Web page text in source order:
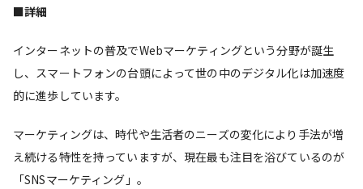
■詳細
インターネットの普及でWebマーケティングという分野が誕生
し、スマートフォンの台頭によって世の中のデジタル化は加速度
的に進歩しています。
マーケティングは、時代や生活者のニーズの変化により手法が増
え続ける特性を持っていますが、現在最も注目を浴びているのが
「SNSマーケティング」。